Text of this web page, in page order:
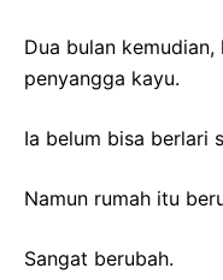
Dua bulan
penyangga kayu.
Ia belum bisa berlari
Namun rumah itu
Sangat berubah.